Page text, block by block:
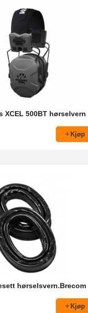
XCEL 500BT hørselvern
Kjøp
hørselsvern.Brecom
Kjøp